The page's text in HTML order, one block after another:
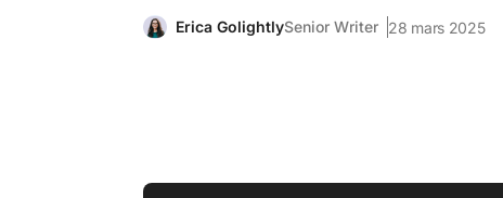
Erica GolightlySenior Writer 28 mars 2025